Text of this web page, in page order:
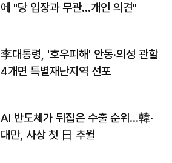
에 "당 입장과 무관…개인 의견"
李대통령, '호우피해' 안동·의성 관할
4개면 특별재난지역 선포
AI 반도체가 뒤집은 수출 순위…韓·
대만, 사상 첫 日 추월